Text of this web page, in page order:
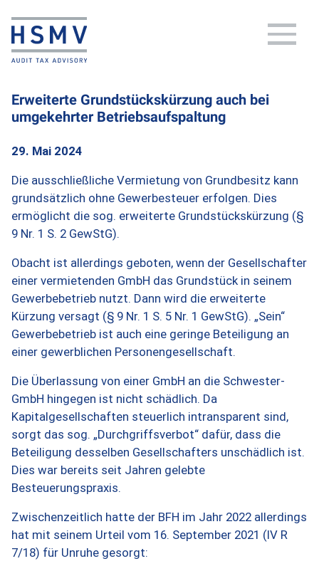
Erweiterte Grundstückskürzung auch bei
umgekehrter Betriebsaufspaltung
29. Mai 2024
Die ausschließliche Vermietung von Grundbesitz kann
grundsätzlich ohne Gewerbesteuer erfolgen. Dies
ermöglicht die sog. erweiterte Grundstückskürzung (§
9 Nr. 1 S. 2 GewStG).
Obacht ist allerdings geboten, wenn der Gesellschafter
einer vermietenden GmbH das Grundstück in seinem
Gewerbebetrieb nutzt. Dann wird die erweiterte
Kürzung versagt (§ 9 Nr. 1 S. 5 Nr. 1 GewStG). „Sein“
Gewerbebetrieb ist auch eine geringe Beteiligung an
einer gewerblichen Personengesellschaft.
Die Überlassung von einer GmbH an die Schwester-
GmbH hingegen ist nicht schädlich. Da
Kapitalgesellschaften steuerlich intransparent sind,
sorgt das sog. „Durchgriffsverbot“ dafür, dass die
Beteiligung desselben Gesellschafters unschädlich ist.
Dies war bereits seit Jahren gelebte
Besteuerungspraxis.
Zwischenzeitlich hatte der BFH im Jahr 2022 allerdings
hat mit seinem Urteil vom 16. September 2021 (IV R
7/18) für Unruhe gesorgt: